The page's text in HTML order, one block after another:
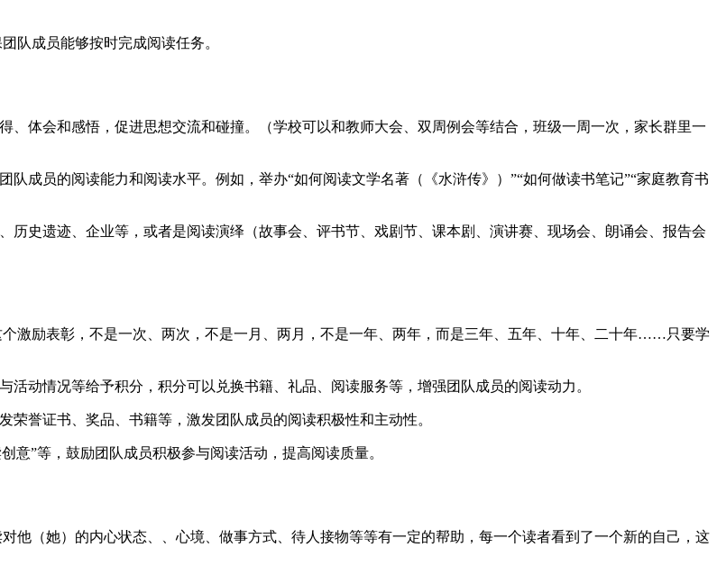
队成员能够按时完成阅读任务。
体会和感悟，促进思想交流和碰撞。（学校可以和教师大会、双周例会等结合，班级一周一次，家长群里一
成员的阅读能力和阅读水平。例如，举办“如何阅读文学名著（《水浒传》）”“如何做读书笔记”“家庭教育书
史遗迹、企业等，或者是阅读演绎（故事会、评书节、戏剧节、课本剧、演讲赛、现场会、朗诵会、报告会
激励表彰，不是一次、两次，不是一月、两月，不是一年、两年，而是三年、五年、十年、二十年……只要学
动情况等给予积分，积分可以兑换书籍、礼品、阅读服务等，增强团队成员的阅读动力。
誉证书、奖品、书籍等，激发团队成员的阅读积极性和主动性。
意”等，鼓励团队成员积极参与阅读活动，提高阅读质量。
他（她）的内心状态、、心境、做事方式、待人接物等等有一定的帮助，每一个读者看到了一个新的自己，这